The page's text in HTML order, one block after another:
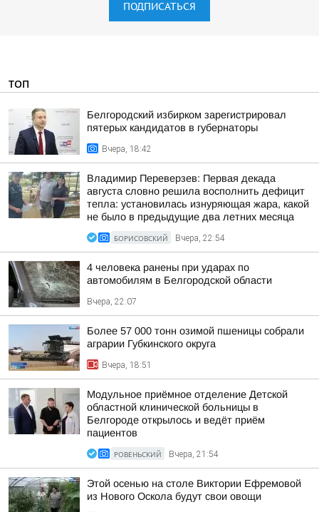
ПОДПИСАТЬСЯ
ТОП
Белгородский избирком зарегистрировал
пятерых кандидатов в губернаторы
Вчера, 18:42
Владимир Переверзев: Первая декада
августа словно решила восполнить дефицит
тепла: установилась изнуряющая жара, какой
не было в предыдущие два летних месяца
БОРИСОВСКИЙ Вчера, 22:54
4 человека ранены при ударах по
автомобилям в Белгородской области
Вчера, 22:07
Более 57 000 тонн озимой пшеницы собрали
аграрии Губкинского округа
Вчера, 18:51
Модульное приёмное отделение Детской
областной клинической больницы в
Белгороде открылось и ведёт приём
пациентов
РОВЕНЬСКИЙ Вчера, 21:54
Этой осенью на столе Виктории Ефремовой
из Нового Оскола будут свои овощи